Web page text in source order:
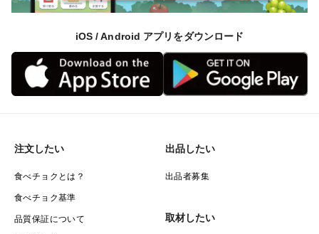
iOS / Android アプリをダウンロード
注文したい
食べチョクとは？
食べチョク基準
品質保証について
出品したい
出品者募集
取材したい